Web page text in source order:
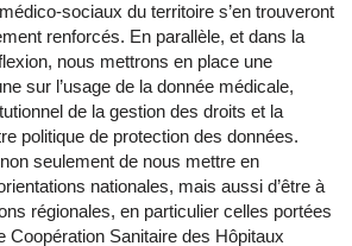
sociaux du territoire s’en trouveront
renforcés. En parallèle, et dans la
nous mettrons en place une
sur l’usage de la donnée médicale,
de la gestion des droits et la
politique de protection des données.
seulement de nous mettre en
nationales, mais aussi d’être à
régionales, en particulier celles portées
Coopération Sanitaire des Hôpitaux